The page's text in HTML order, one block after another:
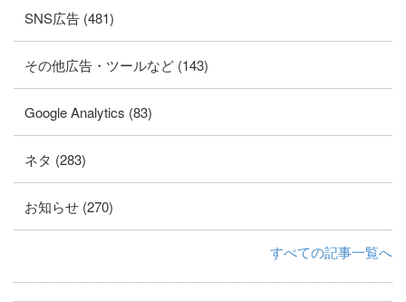
SNS広告 (481)
その他広告・ツールなど (143)
Google Analytics (83)
ネタ (283)
お知らせ (270)
すべての記事一覧へ